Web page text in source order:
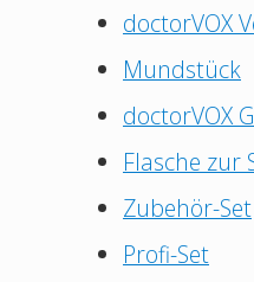
doctorVOX
Mundstück
doctorVOX
Flasche zur
Zubehör-Set
Profi-Set